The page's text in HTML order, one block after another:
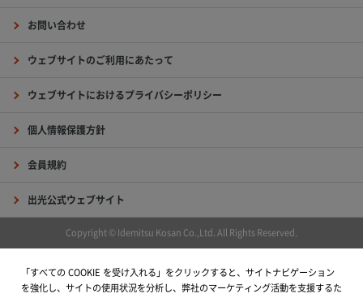
お問い合わせ
ウェブサイトのご利用にあたって
ウェブサイトにおけるプライバシーポリシー
個人情報保護方針
会員規約
出光公式ウェブサイト
Copyright © Idemitsu Kosan Co.,Ltd. All Rights Reserved.
「すべての COOKIE を受け入れる」をクリックすると、サイトナビゲーション
を強化し、サイトの使用状況を分析し、弊社のマーケティング活動を支援するた